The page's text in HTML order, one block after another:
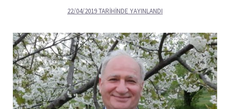
22/04/2019TARIHINDE YAYINLANDI